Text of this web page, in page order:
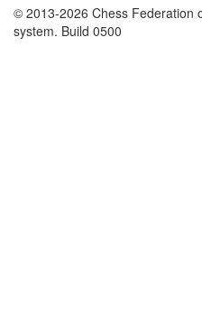
© 2013-2026 Chess Federation
system. Build 0500